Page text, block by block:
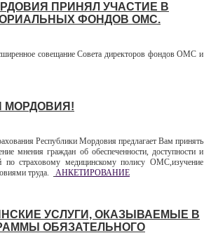
ПРИНЯЛ УЧАСТИЕ В
ФОНДОВ ОМС.
совещание Совета директоров фондов ОМС и
МОРДОВИЯ!
Республики Мордовия предлагает Вам принять
мнения граждан об обеспеченности, доступности и
по страховому медицинскому полису ОМС,изучение
труда.
АНКЕТИРОВАНИЕ
УСЛУГИ, ОКАЗЫВАЕМЫЕ В
ОБЯЗАТЕЛЬНОГО